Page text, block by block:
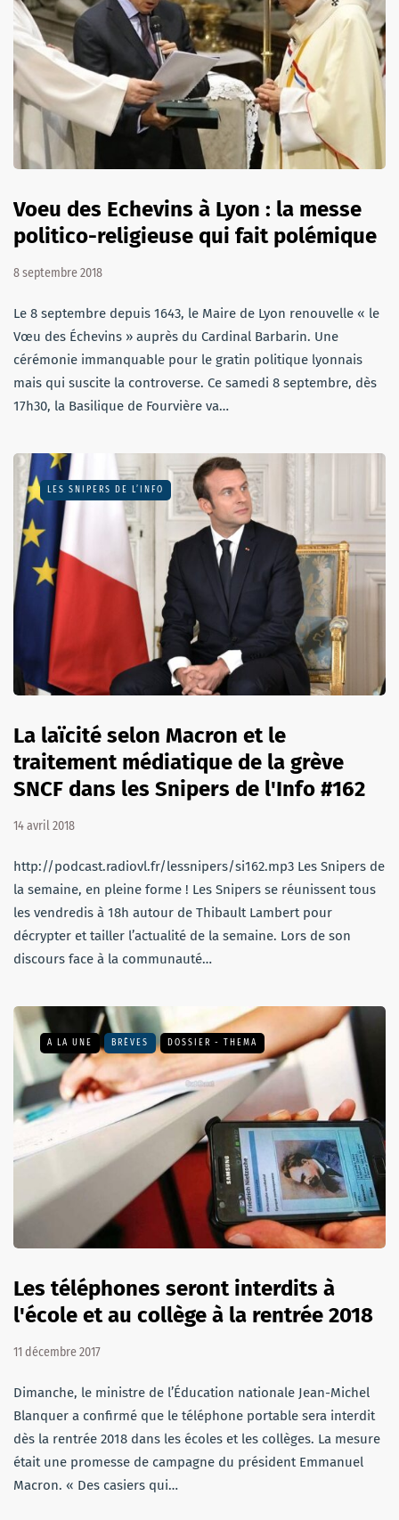
Voeu des Echevins à Lyon : la messe
politico-religieuse qui fait polémique
8 septembre 2018
Le 8 septembre depuis 1643, le Maire de Lyon renouvelle « le
Vœu des Échevins » auprès du Cardinal Barbarin. Une
cérémonie immanquable pour le gratin politique lyonnais
mais qui suscite la controverse. Ce samedi 8 septembre, dès
17h30, la Basilique de Fourvière va…
LES SNIPERS DE L’INFO
La laïcité selon Macron et le
traitement médiatique de la grève
SNCF dans les Snipers de l'Info #162
14 avril 2018
http://podcast.radiovl.fr/lessnipers/si162.mp3 Les Snipers de
la semaine, en pleine forme ! Les Snipers se réunissent tous
les vendredis à 18h autour de Thibault Lambert pour
décrypter et tailler l’actualité de la semaine. Lors de son
discours face à la communauté…
A LA UNE BRÈVES DOSSIER - THEMA
Les téléphones seront interdits à
l'école et au collège à la rentrée 2018
11 décembre 2017
Dimanche, le ministre de l’Éducation nationale Jean-Michel
Blanquer a confirmé que le téléphone portable sera interdit
dès la rentrée 2018 dans les écoles et les collèges. La mesure
était une promesse de campagne du président Emmanuel
Macron. « Des casiers qui…